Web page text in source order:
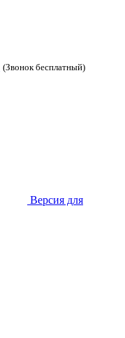
(Звонок бесплатный)
Версия для